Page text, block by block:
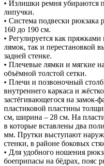
• Излишки ремня убираются
липучки.
• Система подвески рюкзака
160 до 190 см.
• Регулируется как
лямок, так и перестановкой
задней стенке.
• Плечевые лямки и мягкие
объёмной толстой сетки.
• Плечи и позвоночный
внутреннего каркаса и
застёгивающегося на замок-
пластиковой пластины
см, ширина – 28 см. На
в которые вставлены два
мм. Прутки выступают
стенки, в районе боковых
• Для удобного ношения
боеприпасы на бёдрах, пояс